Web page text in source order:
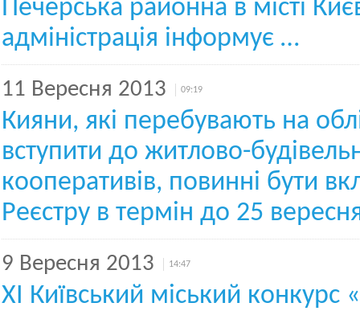
Печерська районна в місті
адміністрація інформує …
11 Вересня 2013 09:19
Кияни, які перебувають на
вступити до житлово-
кооперативів, повинні бути
Реєстру в термін до 25
9 Вересня 2013 14:47
ХІ Київський міський